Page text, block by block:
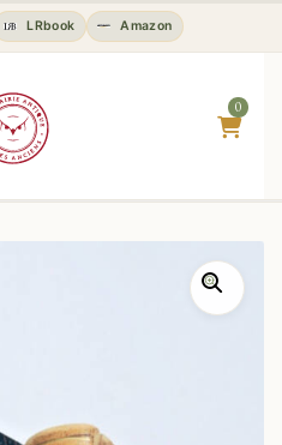
LRbook Amazon
0